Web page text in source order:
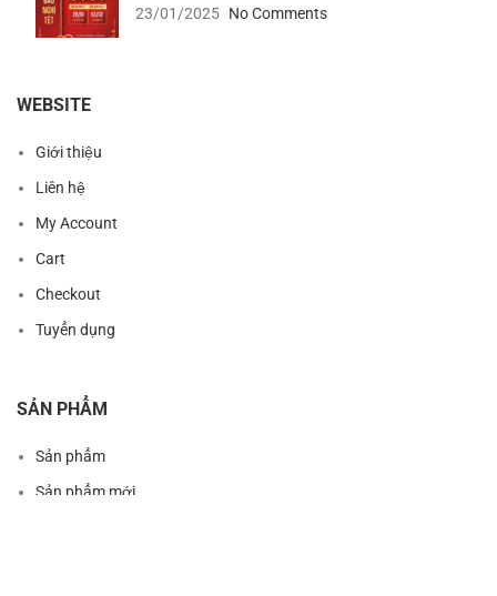
23/01/2025 No Comments
WEBSITE
Giới thiệu
Liên hệ
My Account
Cart
Checkout
Tuyển dụng
SẢN PHẨM
Sản phẩm
Sản phẩm mới